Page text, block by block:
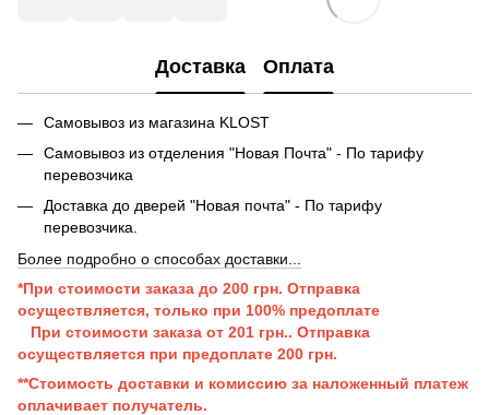
Доставка Оплата
Самовывоз из магазина KLOST
Самовывоз из отделения "Новая Почта" - По тарифу
перевозчика
Доставка до дверей "Новая почта" - По тарифу
перевозчика.
Более подробно о способах доставки...
*При стоимости заказа до 200 грн. Отправка
осуществляется, только при 100% предоплате
При стоимости заказа от 201 грн.. Отправка
осуществляется при предоплате 200 грн.
**Стоимость доставки и комиссию за наложенный платеж
оплачивает получатель.